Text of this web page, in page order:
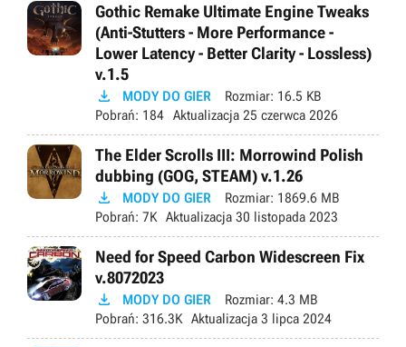
Gothic Remake Ultimate Engine Tweaks
(Anti-Stutters - More Performance -
Lower Latency - Better Clarity - Lossless)
v.1.5
 MODY DO GIER Rozmiar: 16.5 KB
Pobrań: 184 Aktualizacja 25 czerwca 2026
The Elder Scrolls III: Morrowind Polish
dubbing (GOG, STEAM) v.1.26
 MODY DO GIER Rozmiar: 1869.6 MB
Pobrań: 7K Aktualizacja 30 listopada 2023
Need for Speed Carbon Widescreen Fix
v.8072023
 MODY DO GIER Rozmiar: 4.3 MB
Pobrań: 316.3K Aktualizacja 3 lipca 2024